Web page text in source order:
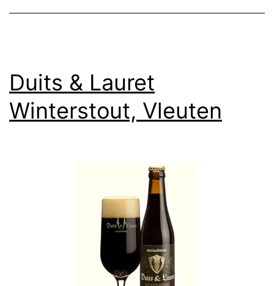
Duits & Lauret
Winterstout, Vleuten